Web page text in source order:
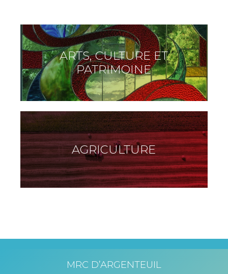
ARTS, CULTURE ET
PATRIMOINE
AGRICULTURE
MRC D’ARGENTEUIL